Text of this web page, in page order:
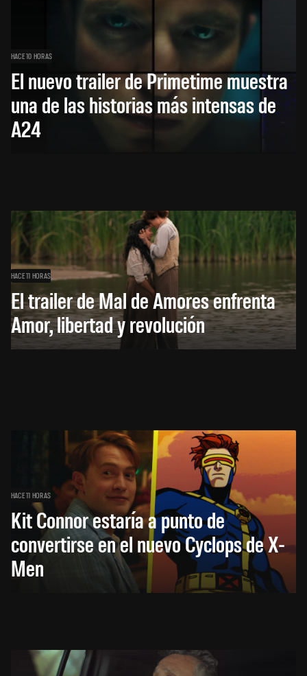
HACE 10 HORAS
El nuevo trailer de Primetime muestra
una de las historias más intensas de
A24
HACE 11 HORAS
El trailer de Mal de Amores enfrenta
Amor, libertad y revolución
HACE 11 HORAS
Kit Connor estaría a punto de
convertirse en el nuevo Cyclops de X-
Men